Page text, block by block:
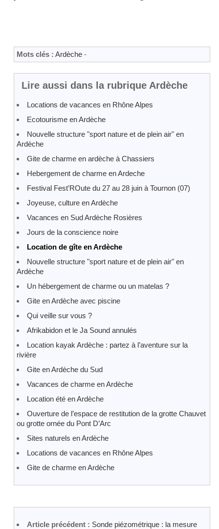
Mots clés : Ardèche -
Lire aussi dans la rubrique Ardèche
Locations de vacances en Rhône Alpes
Ecotourisme en Ardèche
Nouvelle structure "sport nature et de plein air" en
Ardèche
Gite de charme en ardèche à Chassiers
Hebergement de charme en Ardeche
Festival Fest’ROute du 27 au 28 juin à Tournon (07)
Joyeuse, culture en Ardèche
Vacances en Sud Ardèche Rosières
Jours de la conscience noire
Location de gîte en Ardèche
Nouvelle structure "sport nature et de plein air" en
Ardèche
Un hébergement de charme ou un matelas ?
Gite en Ardèche avec piscine
Qui veille sur vous ?
Afrikabidon et le Ja Sound annulés
Location kayak Ardèche : partez à l’aventure sur la
rivière
Gite en Ardèche du Sud
Vacances de charme en Ardèche
Location été en Ardèche
Ouverture de l’espace de restitution de la grotte Chauvet
ou grotte ornée du Pont D’Arc
Sites naturels en Ardèche
Locations de vacances en Rhône Alpes
Gite de charme en Ardèche
Article précédent : Sonde piézométrique : la mesure